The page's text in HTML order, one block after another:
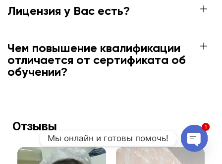
Лицензия у Вас есть?
Чем повышение квалификации
отличается от сертификата об
обучении?
Отзывы
Мы онлайн и готовы помочь!
1